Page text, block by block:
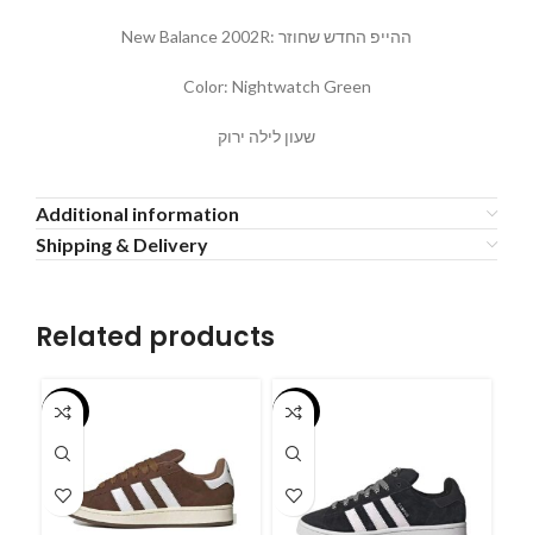
New Balance 2002R: ההייפ החדש שחוזר
Color: Nightwatch Green
שעון לילה ירוק
Additional information
Shipping & Delivery
Related products
-55% -55%